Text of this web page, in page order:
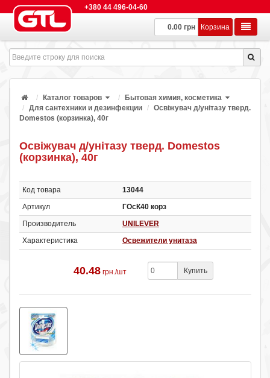
+380 44 496-04-60
0.00 грн Корзина
Каталог товаров
Бытовая химия, косметика
Для сантехники и дезинфекции
Освіжувач д/унітазу тверд.
Domestos (корзинка), 40г
Освіжувач д/унітазу тверд. Domestos
(корзинка), 40г
Код товара
13044
Артикул
ГОсК40 корз
Производитель
UNILEVER
Характеристика
Освежители унитаза
40.48 грн./шт Купить